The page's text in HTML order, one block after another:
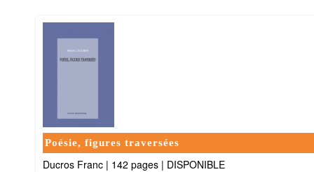
Poésie, figures traversées
Ducros Franc | 142 pages | DISPONIBLE